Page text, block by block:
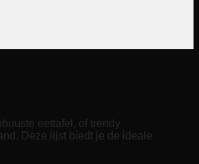
eettafel, of trendy
Deze lijst biedt je de ideale